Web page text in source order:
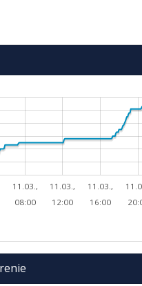
11.03.,
08:00
11.03.,
12:00
11.03.,
16:00